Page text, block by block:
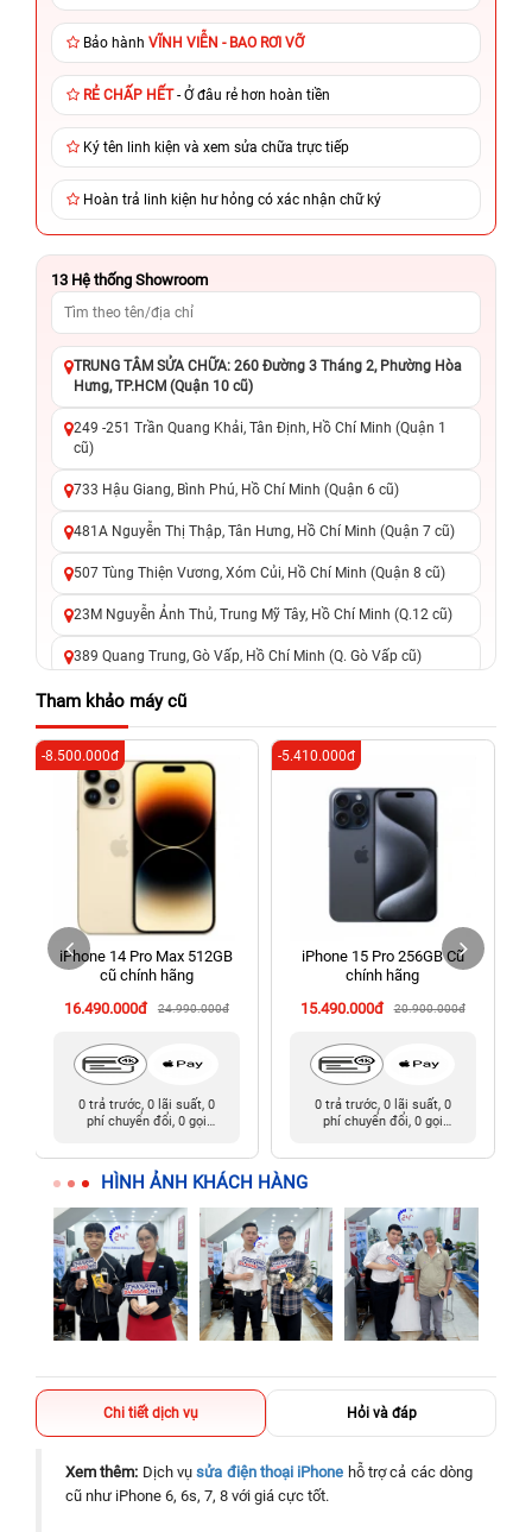
Bảo hành VĨNH VIỄN - BAO RƠI VỠ
RẺ CHẤP HẾT- Ở đâu rẻ hơn hoàn tiền
Ký tên linh kiện và xem sửa chữa trực tiếp
Hoàn trả linh kiện hư hỏng có xác nhận chữ ký
13 Hệ thống Showroom
TRUNG TÂM SỬA CHỮA: 260 Đường 3 Tháng 2, Phường Hòa
Hưng, TP.HCM (Quận 10 cũ)
249 -251 Trần Quang Khải, Tân Định, Hồ Chí Minh (Quận 1
cũ)
733 Hậu Giang, Bình Phú, Hồ Chí Minh (Quận 6 cũ)
481A Nguyễn Thị Thập, Tân Hưng, Hồ Chí Minh (Quận 7 cũ)
507 Tùng Thiện Vương, Xóm Củi, Hồ Chí Minh (Quận 8 cũ)
23M Nguyễn Ảnh Thủ, Trung Mỹ Tây, Hồ Chí Minh (Q.12 cũ)
389 Quang Trung, Gò Vấp, Hồ Chí Minh (Q. Gò Vấp cũ)
625 - 625A Âu Cơ, Tân Phú, Hồ Chí Minh (Quận Tân Phú cũ)
326 Lê Văn Việt, Tăng Nhơn Phú, Hồ Chí Minh (Q.9 TP. Thủ
Đức cũ)
256 Võ Văn Ngân, Thủ Đức, Hồ Chí Minh (Bình Thọ, TP. Thủ
70 Nguyễn An Ninh, Dĩ An, Hồ Chí Minh (Bình Dương Cũ)
24h Vũng Tàu: 162A Ba Cu, Vũng Tàu, Hồ Chí Minh (TP. Vũng
Tàu cũ)
198 Hoàng Văn Thụ, Tân Sơn Nhất, Hồ Chí Minh (Tân Bình
Tham khảo máy cũ
iPhone 14 Pro Max 512GB
cũ chính hãng
16.490.000đ
24.990.000đ
-8.500.000đ
0 trả trước, 0 lãi suất, 0
phí chuyển đổi, 0 gọi
iPhone 15 Pro 256GB Cũ
chính hãng
15.490.000đ
20.900.000đ
-5.410.000đ
0 trả trước, 0 lãi suất, 0
phí chuyển đổi, 0 gọi
HÌNH ẢNH KHÁCH HÀNG
Chi tiết dịch vụ Hỏi và đáp
Xem thêm: Dịch vụsửa điện thoại iPhone hỗ trợ cả các dòng
cũ như iPhone 6, 6s, 7, 8 với giá cực tốt.